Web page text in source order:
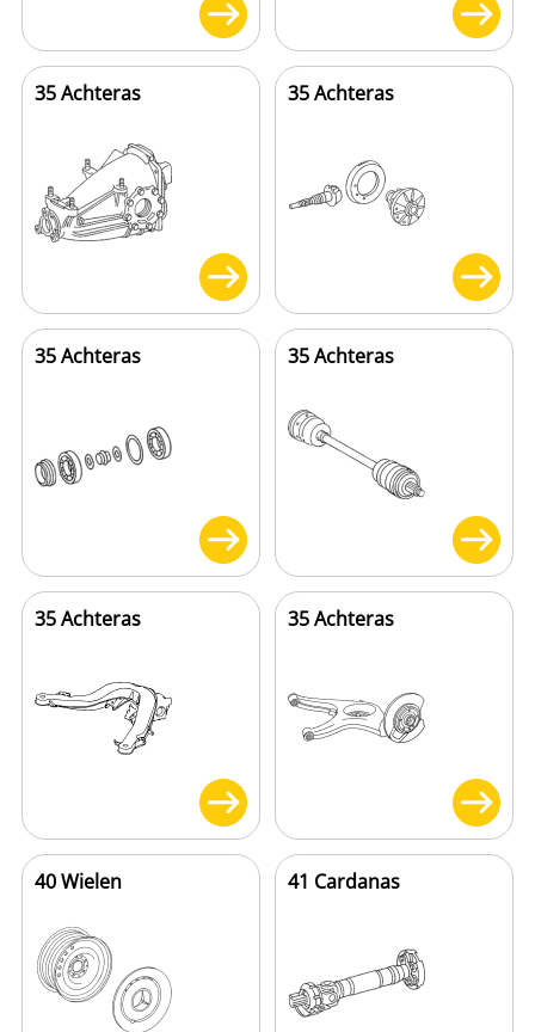
35 Achteras 35 Achteras
35 Achteras 35 Achteras
35 Achteras 35 Achteras
40 Wielen 41 Cardanas